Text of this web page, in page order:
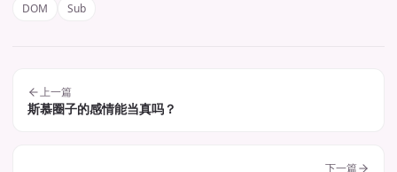
DOM Sub
上一篇
斯慕圈子的感情能当真吗？
下一篇